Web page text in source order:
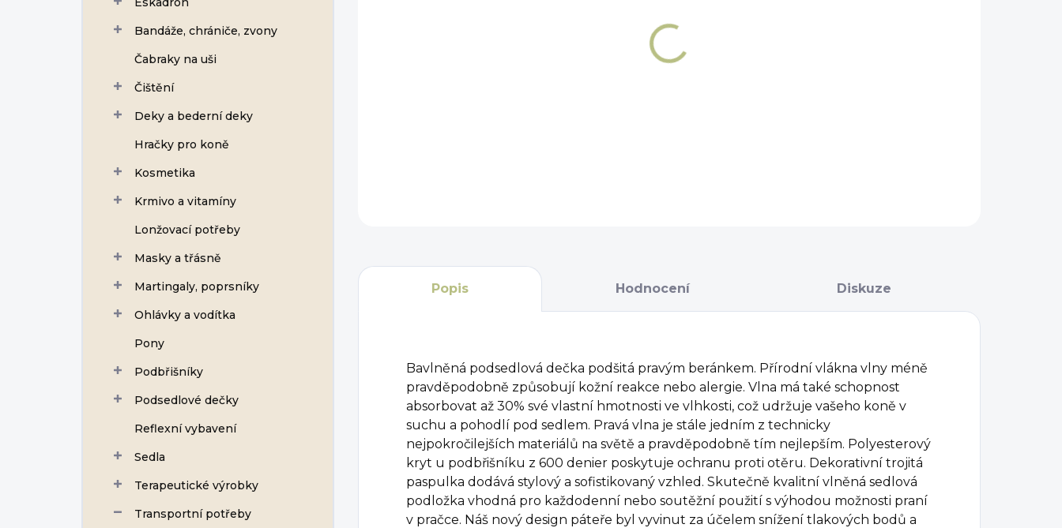
Bandáže, chrániče, zvony
Čabraky na uši
Čištění
Deky a bederní deky
Hračky pro koně
Kosmetika
Krmivo a vitamíny
Lonžovací potřeby
Masky a třásně
Martingaly, poprsníky
Ohlávky a vodítka
Pony
Podbřišníky
Podsedlové dečky
Reflexní vybavení
Sedla
Terapeutické výrobky
Transportní potřeby
Popis Hodnocení Diskuze
Bavlněná podsedlová dečka podšitá pravým beránkem. Přírodní vlákna vlny méně
pravděpodobně způsobují kožní reakce nebo alergie. Vlna má také schopnost
absorbovat až 30% své vlastní hmotnosti ve vlhkosti, což udržuje vašeho koně v
suchu a pohodlí pod sedlem. Pravá vlna je stále jedním z technicky
nejpokročilejších materiálů na světě a pravděpodobně tím nejlepším. Polyesterový
kryt u podbřišníku z 600 denier poskytuje ochranu proti otěru. Dekorativní trojitá
paspulka dodává stylový a sofistikovaný vzhled. Skutečně kvalitní vlněná sedlová
podložka vhodná pro každodenní nebo soutěžní použití s ​​výhodou možnosti praní
v pračce. Náš nový design páteře byl vyvinut za účelem snížení tlakových bodů a